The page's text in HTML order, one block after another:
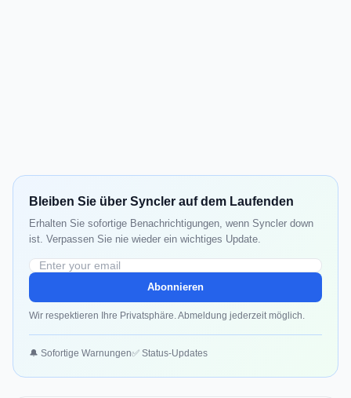
Bleiben Sie über Syncler auf dem Laufenden
Erhalten Sie sofortige Benachrichtigungen, wenn Syncler down
ist. Verpassen Sie nie wieder ein wichtiges Update.
Abonnieren
Wir respektieren Ihre Privatsphäre. Abmeldung jederzeit möglich.
🔔 Sofortige Warnungen✅ Status-Updates